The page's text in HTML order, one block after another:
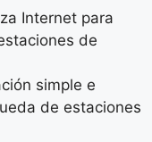
Internet para
de
simple e
de estaciones